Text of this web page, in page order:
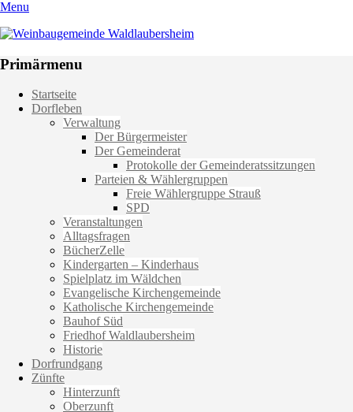
Menu
Weinbaugemeinde Waldlaubersheim
Primärmenu
Weiter
zum
Startseite
Dorfleben
Verwaltung
Der Bürgermeister
Der Gemeinderat
Protokolle der Gemeinderatssitzungen
Parteien & Wählergruppen
Freie Wählergruppe Strauß
SPD
Veranstaltungen
Alltagsfragen
BücherZelle
Kindergarten – Kinderhaus
Spielplatz im Wäldchen
Evangelische Kirchengemeinde
Katholische Kirchengemeinde
Bauhof Süd
Friedhof Waldlaubersheim
Historie
Dorfrundgang
Zünfte
Hinterzunft
Oberzunft